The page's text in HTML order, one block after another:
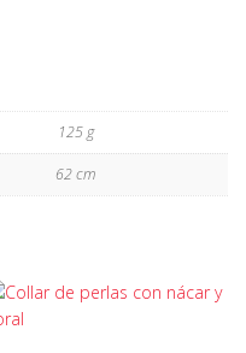
125 g
62 cm